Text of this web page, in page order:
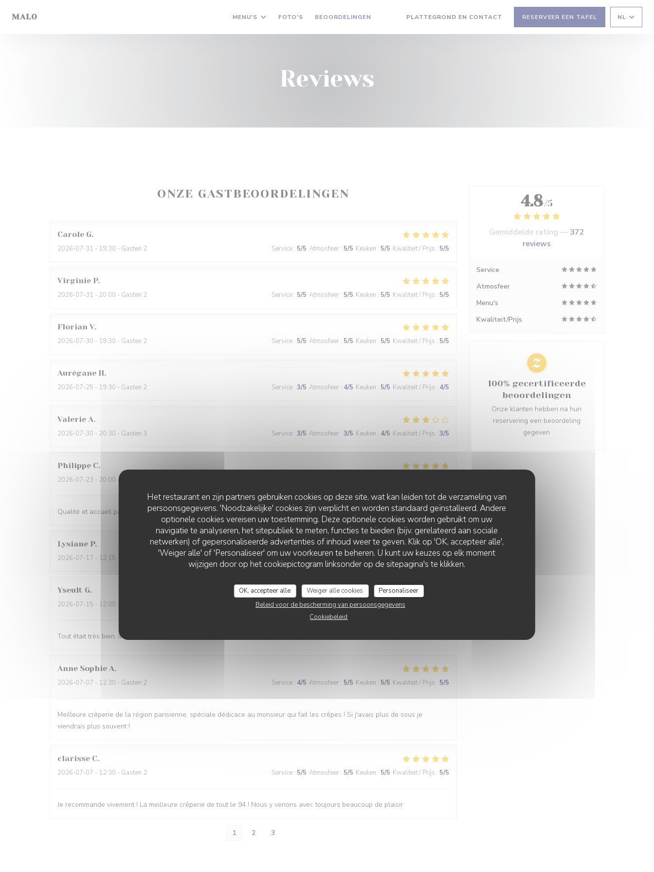
Het restaurant en zijn partners gebruiken cookies op deze site, wat kan leiden tot de verzameling van
persoonsgegevens. 'Noodzakelijke' cookies zijn verplicht en worden standaard geïnstalleerd. Andere
optionele cookies vereisen uw toestemming. Deze optionele cookies worden gebruikt om uw
navigatie te analyseren, het sitepubliek te meten, functies te bieden (bijv. gerelateerd aan sociale
netwerken) of gepersonaliseerde advertenties of inhoud weer te geven. Klik op 'OK, accepteer alle',
'Weiger alle' of 'Personaliseer' om uw voorkeuren te beheren. U kunt uw keuzes op elk moment
wijzigen door op het cookiepictogram linksonder op de sitepagina's te klikken.
OK, accepteer alle Weiger alle cookies
Personaliseer
Beleid voor de bescherming van persoonsgegevens
Cookiebeleid
MALO MENU'S FOTO'S BEOORDELINGEN PLATTEGROND EN CONTACT RESERVEER EEN TAFEL NL
Reviews
ONZE GASTBEOORDELINGEN
Carole G
2026-07-31 - 19:30 - Gasten 2 Service : 5/5 Atmosfeer : 5/5 Keuken : 5/5 Kwaliteit / Prijs : 5/5
Virginie P
2026-07-31 - 20:00 - Gasten 2 Service : 5/5 Atmosfeer : 5/5 Keuken : 5/5 Kwaliteit / Prijs : 5/5
Florian V
2026-07-30 - 19:30 - Gasten 2 Service : 5/5 Atmosfeer : 5/5 Keuken : 5/5 Kwaliteit / Prijs : 5/5
Aurégane H
2026-07-25 - 19:30 - Gasten 2 Service : 3/5 Atmosfeer : 4/5 Keuken : 5/5 Kwaliteit / Prijs : 4/5
Valerie A
2026-07-30 - 20:30 - Gasten 3 Service : 3/5 Atmosfeer : 3/5 Keuken : 4/5 Kwaliteit / Prijs : 3/5
Philippe C
2026-07-23 - 20:00 - Gasten 2
Qualité et accueil parfaits
Lysiane P
2026-07-17 - 12:15 - Gasten 3 Service : 5/5 Atmosfeer: 4/5 Keuken :5 /5 Kwaliteit / Prijs:5/5
Yseult G
2026-07-15 - 12:00 - Gasten 2 Service:5/5 Atmosfeer:5 /5 Keuken: 5/5 Kwaliteit / Prijs
Tout était très bien. Il manque seulement un peu de salade verte en accompagnement des galettes salées. Merci à très vite
Anne Sophie A
2026-07-07 - 12:30 - Gasten 2 Service : 4/5 Atmosfeer : 5/5 Keuken : 5/5 Kwaliteit / Prijs : 5/5
Meilleure crêperie de la région parisienne, spéciale dédicace au monsieur qui fait les crêpes ! Si j'avais plus de sous je
viendrais plus souvent !
clarisse C
2026-07-07 - 12:30 - Gasten 2 Service : 5/5 Atmosfeer : 5/5 Keuken : 5/5 Kwaliteit / Prijs : 5/5
Je recommande vivement ! La meilleure crêperie de tout le 94 ! Nous y venons avec toujours beaucoup de plaisir
1 2 3
4.8 /5
Gemiddelde rating — 372
reviews
Service
Atmosfeer
Menu's
Kwaliteit/Prijs
100% gecertificeerde
beoordelingen
Onze klanten hebben na hun
reservering een beoordeling
gegeven
MALO